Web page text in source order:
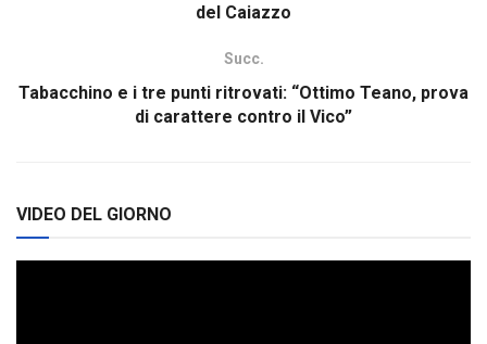
del Caiazzo
Succ.
Tabacchino e i tre punti ritrovati: “Ottimo Teano, prova
di carattere contro il Vico”
VIDEO DEL GIORNO